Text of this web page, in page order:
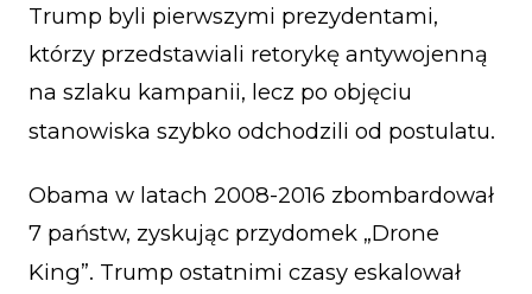
Trump byli pierwszymi prezydentami,
którzy przedstawiali retorykę antywojenną
na szlaku kampanii, lecz po objęciu
stanowiska szybko odchodzili od postulatu.
Obama w latach 2008-2016 zbombardował
7 państw, zyskując przydomek „Drone
King”. Trump ostatnimi czasy eskalował